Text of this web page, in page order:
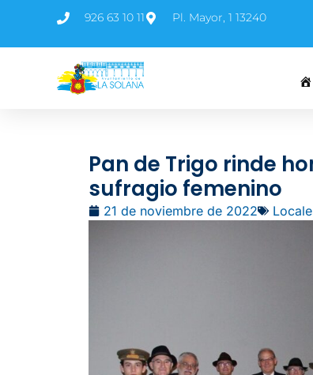
926 63 10 11 Pl. Mayor, 1 13240
Pan de Trigo rinde
sufragio femenino
21 de noviembre de 2022